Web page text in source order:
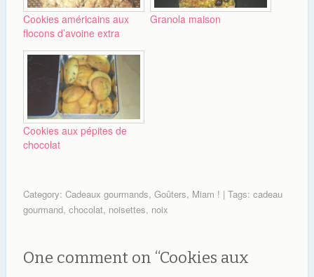
Cookies américains aux
flocons d’avoine extra
Granola maison
Cookies aux pépites de
chocolat
Category: Cadeaux gourmands, Goûters, Miam ! | Tags: cadeau
gourmand, chocolat, noisettes, noix
One comment on “Cookies aux